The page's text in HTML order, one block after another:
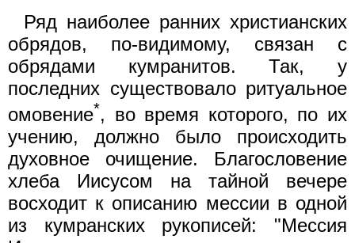
Ряд наиболее ранних христианских
обрядов, по-видимому, связан с
обрядами кумранитов. Так, у
последних существовало ритуальное
омовение*, во время которого, по их
учению, должно было происходить
духовное очищение. Благословение
хлеба Иисусом на тайной вечере
восходит к описанию мессии в одной
из кумранских рукописей: "Мессия